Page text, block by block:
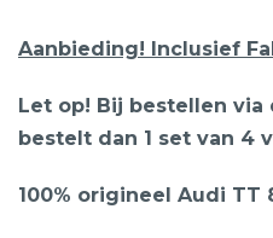
Aanbieding! Inclusief
Let op! Bij bestellen via
bestelt dan 1 set van 4
100% origineel Audi TT